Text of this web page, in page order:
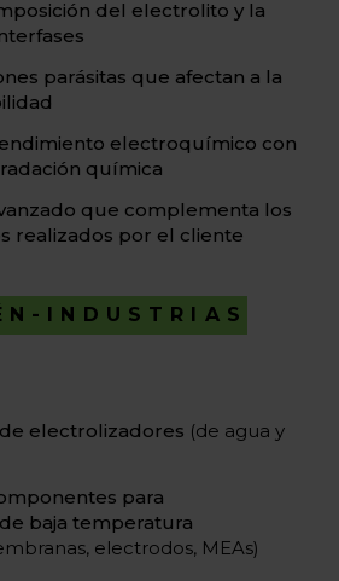
del electrolito y la
parásitas que afectan a la
electroquímico con
química
que complementa los
realizados por el cliente
INDUSTRIAS
electrolizadores (de agua y
para
baja temperatura
electrodos, MEAs)